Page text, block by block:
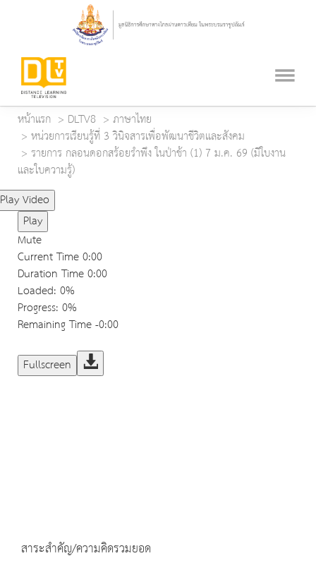
หน้าแรก DLTV8
ภาษาไทย
หน่วยการเรียนรู้ที่ 3 วินิจสารเพื่อพัฒนาชีวิตและสังคม
รายการ กลอนดอกสร้อยรำพึง ในป่าช้า (1) 7 ม.ค. 69 (มีใบงาน
และใบความรู้)
Play Video
Play
Mute
Current Time0:00
Duration Time0:00
Loaded: 0%
Progress: 0%
Remaining Time-0:00
Fullscreen
สาระสำคัญ/ความคิดรวมยอด